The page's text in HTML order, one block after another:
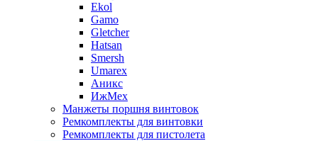
Ekol
Gamo
Gletcher
Hatsan
Smersh
Umarex
Аникс
ИжМех
Манжеты поршня винтовок
Ремкомплекты для винтовки
Ремкомплекты для пистолета